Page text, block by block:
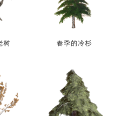
树 春季的冷杉